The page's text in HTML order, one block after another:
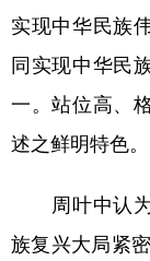
实现中华民族
同实现中华民
一。站位高、
述之鲜明特色。
周叶中认为
族复兴大局紧